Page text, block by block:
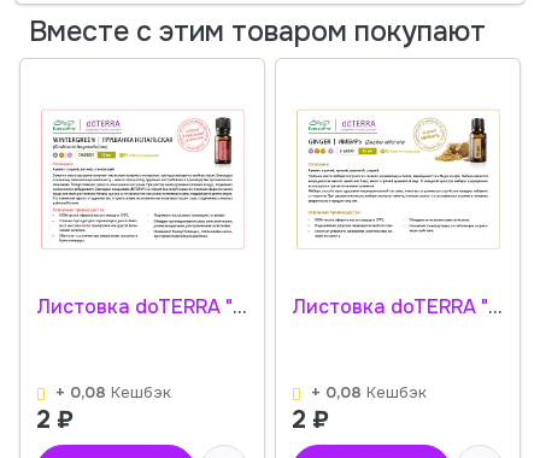
Вместе с этим товаром покупают
Листовка doTERRA "Грушанка. Эфирное масло" 31620001
+ 0,08 Кешбэк
2 ₽
Листовка doTERRA "Имбирь. Эфирное масло" 31630001
+ 0,08 Кешбэк
2 ₽